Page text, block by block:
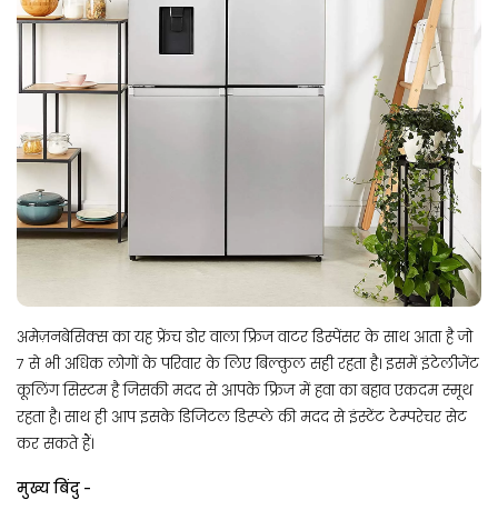
अमेज़नबेसिक्स का यह फ्रेंच डोर वाला फ्रिज वाटर डिस्पेंसर के साथ आता है जो
7 से भी अधिक लोगों के परिवार के लिए बिल्कुल सही रहता है। इसमें इंटेलीजेंट
कूलिंग सिस्टम है जिसकी मदद से आपके फ्रिज में हवा का बहाव एकदम स्मूथ
रहता है। साथ ही आप इसके डिजिटल डिस्प्ले की मदद से इंस्टेंट टेम्परेचर सेट
कर सकते हैं।
मुख्य बिंदु -